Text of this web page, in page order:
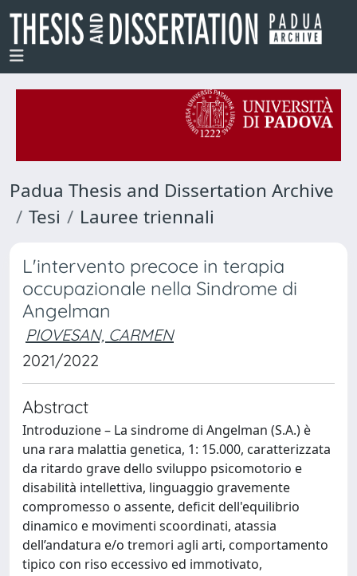
Padua Thesis and Dissertation Archive
Tesi
Lauree triennali
L'intervento precoce in terapia
occupazionale nella Sindrome di
Angelman
PIOVESAN, CARMEN
2021/2022
Abstract
Introduzione – La sindrome di Angelman (S.A.) è
una rara malattia genetica, 1: 15.000, caratterizzata
da ritardo grave dello sviluppo psicomotorio e
disabilità intellettiva, linguaggio gravemente
compromesso o assente, deficit dell'equilibrio
dinamico e movimenti scoordinati, atassia
dell’andatura e/o tremori agli arti, comportamento
tipico con riso eccessivo ed immotivato,